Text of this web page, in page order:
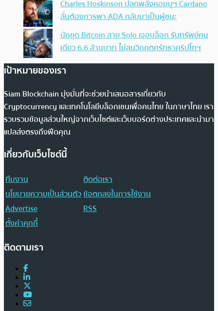
Charles Hoskinson ปลุกพลังคอมมูฯ Cardano
ลั่นต้องการพา ADA กลับมาเป็นผู้ชนะ
นักขุด Bitcoin สาย Solo เจอบล็อก รับทรัพย์คน
เดียว 6.6 ล้านบาท ไม่สนวิกฤตศรัทธาคริปโทฯ
เป้าหมายของเรา
Siam Blockchain มุ่งมั่นที่จะช่วยนำเสนอสารเกี่ยวกับ
Cryptocurrency และเทคโนโลยีบล็อกเชนเพื่อคนไทย ในภาษาไทย เรา
รวบรวมข้อมูลส่วนใหญ่จากเว็บไซต์และเว็บบอร์ดต่างประเทศและนำมา
แปลส่งตรงถึงฟีดคุณ
เกี่ยวกับเว็บไซต์นี้
ทีมงาน
ติดต่อเรา
นโยบายความเป็นส่วนตัวข้อตกลงในการใช้งาน
Advertise
RSS
ตั้งค่าคุกกี้
ติดตามเรา